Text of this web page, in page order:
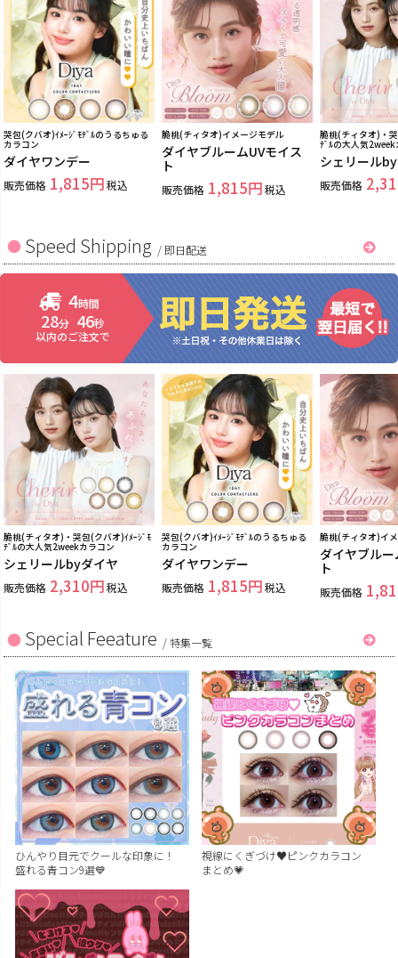
哭包(クバオ)ｲﾒｰｼﾞﾓﾃﾞﾙのうるちゅる
カラコン
ダイヤワンデー
販売価格 1,815 税込
脆桃(チィタオ)イメージモデル
ダイヤブルームUVモイス
ト
販売価格 1,815 税込
脆桃(チィタオ)・
ﾃﾞﾙの大人気2week
シェリール
販売価格
Speed Shipping / 即日配送
4時間
28分 45秒
以内のご注文で
脆桃(チィタオ)・哭包(クバオ)ｲﾒｰｼﾞﾓ
ﾃﾞﾙの大人気2weekカラコン
シェリールbyダイヤ
販売価格 2,310 税込
哭包(クバオ)ｲﾒｰｼﾞﾓﾃﾞﾙのうるちゅる
カラコン
ダイヤワンデー
販売価格 1,815 税込
脆桃(チィタオ)イ
ダイヤブル
ト
販売価格
Special Feeature /特集一覧
ひんやり目元でクールな印象に！
盛れる青コン9選💙
視線にくぎづけ♥ピンクカラコン
まとめ💗